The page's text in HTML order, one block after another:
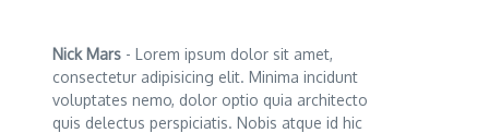
Nick Mars - Lorem ipsum dolor sit amet,
consectetur adipisicing elit. Minima incidunt
voluptates nemo, dolor optio quia architecto
quis delectus perspiciatis. Nobis atque id hic